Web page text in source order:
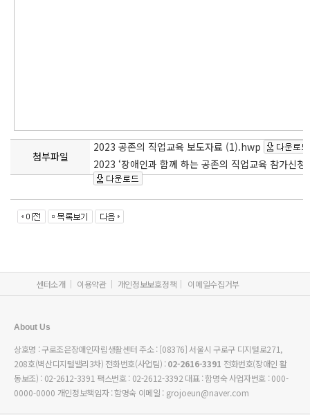
첨부파일
2023 공존의 직업교육 보도자료 (1).hwp
2023 ‘장애인과 함께 하는 공존의 직업교육 참가신
센터소개 이용약관 개인정보보호정책 이메일수집거부
About Us
상호명 : 구로조은장애인자립생활센터 주소 : [08376] 서울시 구로구 디지털로271,
208호(벽산디지털밸리3차) 전화번호(사업팀) :02-2616-3391 전화번호(장애인 활
동보조) : 02-2612-3391 팩스번호 : 02-2612-3392 대표 : 함명숙 사업자번호 :000-
0000-0000 개인정보책임자 : 함명숙 이메일 : grojoeun@naver.com